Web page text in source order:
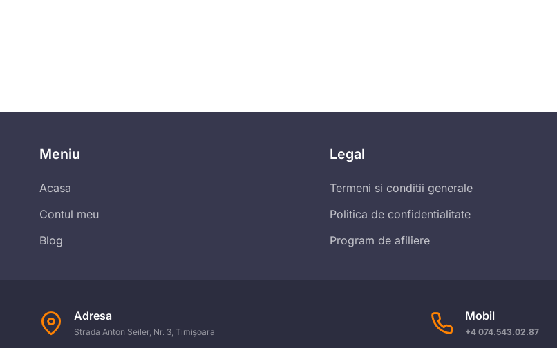
Meniu
Acasa
Contul meu
Blog
Legal
Termeni si conditii generale
Politica de confidentialitate
Program de afiliere
Adresa
Strada Anton Seiler, Nr. 3, Timișoara
Mobil
+4 074.543.02.87